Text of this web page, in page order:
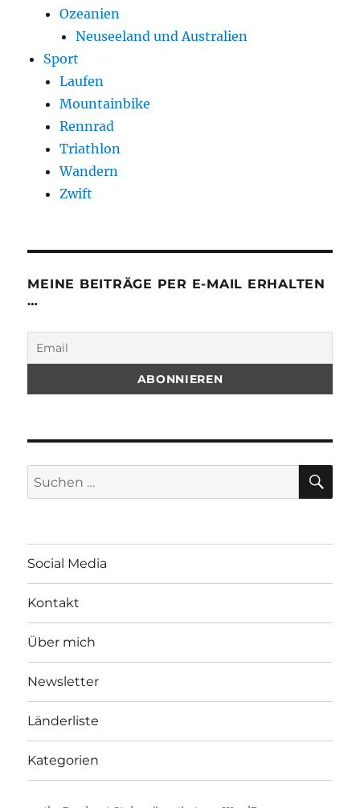
Ozeanien
Neuseeland und Australien
Sport
Laufen
Mountainbike
Rennrad
Triathlon
Wandern
Zwift
MEINE BEITRÄGE PER E-MAIL ERHALTEN
…
Suchen
nach:
Social Media
Kontakt
Über mich
Newsletter
Länderliste
Kategorien